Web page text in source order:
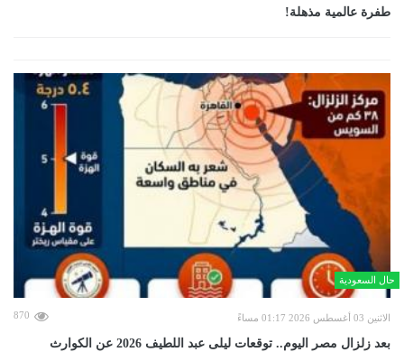
طفرة عالمية مذهلة!
حال السعودية
الاثنين 03 أغسطس 2026 01:17 مساءً 870
بعد زلزال مصر اليوم.. توقعات ليلى عبد اللطيف 2026 عن الكوارث